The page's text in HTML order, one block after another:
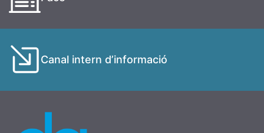
Canal intern d’informació